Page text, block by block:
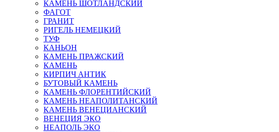
КАМЕНЬ ШОТЛАНДСКИЙ
ФАГОТ
ГРАНИТ
РИГЕЛЬ НЕМЕЦКИЙ
ТУФ
КАНЬОН
КАМЕНЬ ПРАЖСКИЙ
КАМЕНЬ
КИРПИЧ АНТИК
БУТОВЫЙ КАМЕНЬ
КАМЕНЬ ФЛОРЕНТИЙСКИЙ
КАМЕНЬ НЕАПОЛИТАНСКИЙ
КАМЕНЬ ВЕНЕЦИАНСКИЙ
ВЕНЕЦИЯ ЭКО
НЕАПОЛЬ ЭКО